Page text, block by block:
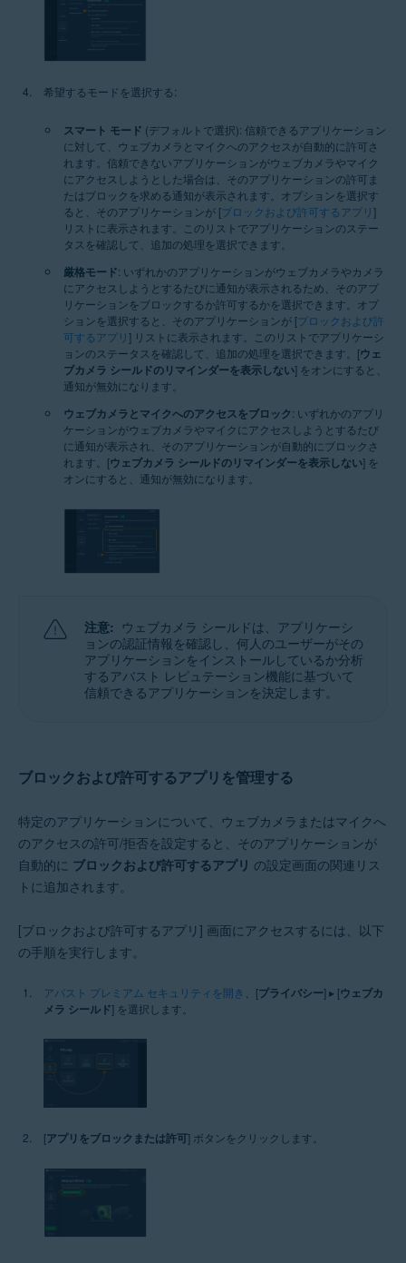
希望するモードを選択する:
スマート モード (デフォルトで選択): 信頼できるアプリケーション
に対して、ウェブカメラとマイクへのアクセスが自動的に許可さ
れます。信頼できないアプリケーションがウェブカメラやマイク
にアクセスしようとした場合は、そのアプリケーションの許可ま
たはブロックを求める通知が表示されます。オプションを選択す
ると、そのアプリケーションが [ ブロックおよび許可するアプリ]
リストに表示されます。このリストでアプリケーションのステー
タスを確認して、追加の処理を選択できます。
厳格モード: いずれかのアプリケーションがウェブカメラやカメラ
にアクセスしようとするたびに通知が表示されるため、そのアプ
リケーションをブロックするか許可するかを選択できます。 オプ
ションを選択すると、そのアプリケーションが [ ブロックおよび許
可するアプリ] リストに表示されます。このリストでアプリケーシ
ョンのステータスを確認して、追加の処理を選択できます。[ウェ
ブカメラ シールドのリマインダーを表示しない] をオンにすると、
通知が無効になります。
ウェブカメラとマイクへのアクセスをブロック: いずれかのアプリ
ケーションがウェブカメラやマイクにアクセスしようとするたび
に通知が表示され、そのアプリケーションが自動的にブロックさ
れます。 [ウェブカメラ シールドのリマインダーを表示しない] を
オンにすると、通知が無効になります。
注意: ウェブカメラ シールドは、アプリケーシ
ョンの認証情報を確認し、何人のユーザーがその
アプリケーションをインストールしているか分析
するアバスト レピュテーション機能に基づいて
信頼できるアプリケーションを決定します。
ブロックおよび許可するアプリを管理する
特定のアプリケーションについて、ウェブカメラまたはマイクへ
のアクセスの許可/拒否を設定すると、そのアプリケーションが
自動的に ブロックおよび許可するアプリ の設定画面の関連リス
トに追加されます。
[ブロックおよび許可するアプリ] 画面にアクセスするには、以下
の手順を実行します。
アバスト プレミアム セキュリティを開き 、[プライバシー] ▸ [ウェブカ
メラ シールド] を選択します。
[アプリをブロックまたは許可] ボタンをクリックします。